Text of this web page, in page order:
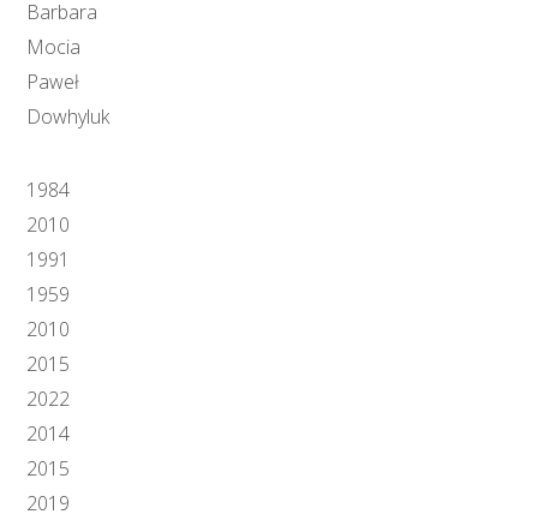
Barbara
Mocia
Paweł
Dowhyluk
1984
2010
1991
1959
2010
2015
2022
2014
2015
2019